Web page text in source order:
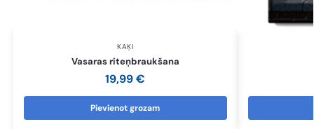
KAĶI
Vasaras riteņbraukšana
19,99€
Pievienot grozam